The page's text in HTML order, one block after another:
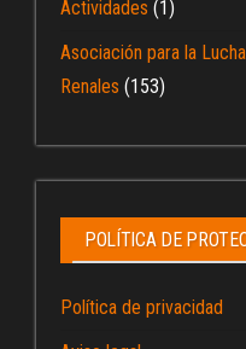
Actividades (1)
Asociación para la
Renales (153)
POLÍTICA DE
Política de privacidad